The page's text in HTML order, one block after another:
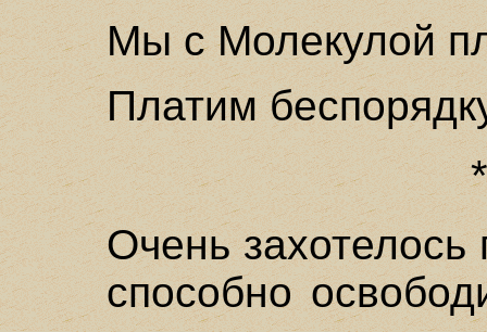
Мы с Молекулой
Платим
Очень захотелось
способно